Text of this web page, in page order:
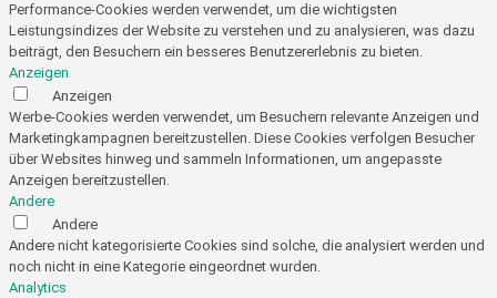
Performance-Cookies werden verwendet, um die wichtigsten
Leistungsindizes der Website zu verstehen und zu analysieren, was dazu
beiträgt, den Besuchern ein besseres Benutzererlebnis zu bieten.
Anzeigen
Anzeigen
Werbe-Cookies werden verwendet, um Besuchern relevante Anzeigen und
Marketingkampagnen bereitzustellen. Diese Cookies verfolgen Besucher
über Websites hinweg und sammeln Informationen, um angepasste
Anzeigen bereitzustellen.
Andere
Andere
Andere nicht kategorisierte Cookies sind solche, die analysiert werden und
noch nicht in eine Kategorie eingeordnet wurden.
Analytics